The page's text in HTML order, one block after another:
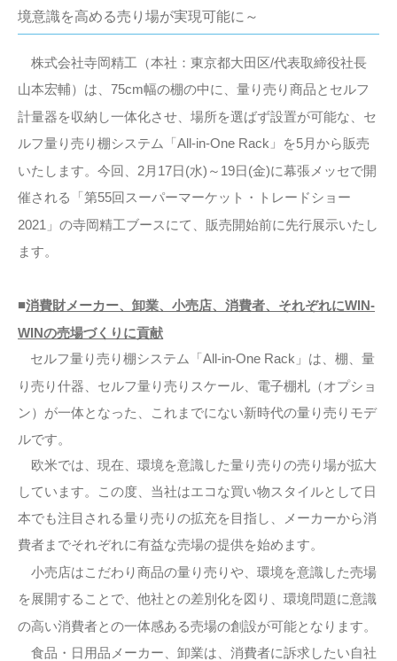
境意識を高める売り場が実現可能に～
株式会社寺岡精工（本社：東京都大田区/代表取締役社長
山本宏輔）は、75cm幅の棚の中に、量り売り商品とセルフ
計量器を収納し一体化させ、場所を選ばず設置が可能な、セ
ルフ量り売り棚システム「All-in-One Rack 」
を5月から販売
いたします。今回、2月17日(水)～19日(金)に幕張メッセで開
催される「第55回スーパーマーケット・トレードショー
2021」の寺岡精工ブースにて、販売開始前に先行展示いたし
ます。
■消費財メーカー、卸業、小売店、消費者、それぞれにWIN-
WINの売場づくりに貢献
セルフ量り売り棚システム「All-in-One Rack 」は、棚、量
り売り什器、セルフ量り売り スケール、電子棚札（オプショ
ン）が一体となった、これまでにない新時代の量り売りモデ
ルです。
欧米では、現在、環境を意識した量り売りの売り場が拡大
しています。この度、当社はエコな買い物スタイルとして日
本でも注目される量り売りの拡充を目指し、メーカーから消
費者までそれぞれに有益な売場の提供を始めます。
小売店はこだわり商品の量り売りや、環境を意識した売場
を展開することで、他社との差別化を図り、環境問題に意識
の高い消費者との一体感ある売場の創設が可能となります。
食品・日用品メーカー、卸業は、消費者に訴求したい自社